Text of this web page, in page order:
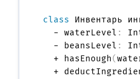
class Инвентарь
  - waterLevel
:
  - beansLevel
:
  + hasEnough
(
+